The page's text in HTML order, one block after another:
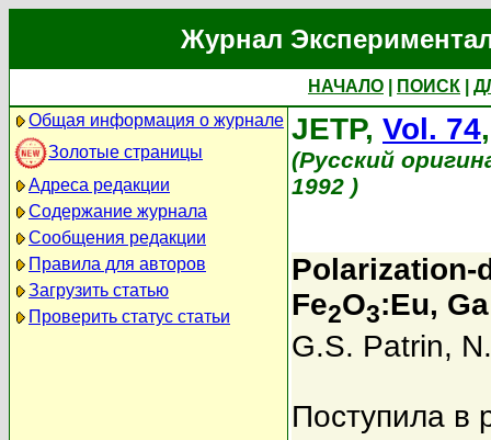
Журнал
НАЧАЛО ПОИСК
Общая информация о журнале
Золотые страницы
Адреса редакции
Содержание журнала
Сообщения редакции
Правила для авторов
Загрузить статью
Проверить статус статьи
JETP, Vol. 74
(Русский
1992 )
Polarization-
Fe2O3:Eu,
G.S. Patrin,
Поступила в